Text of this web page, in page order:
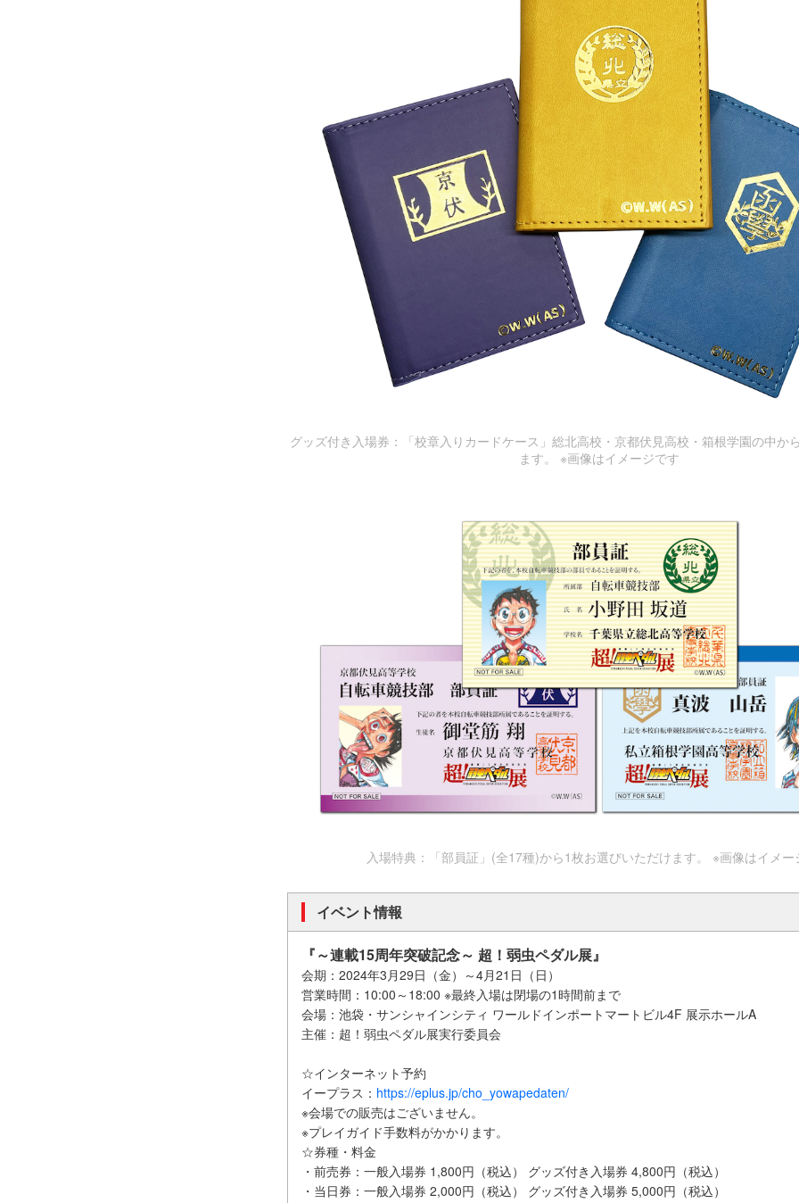
グッズ付き入場券：「校章入りカードケース」総北高校・京都伏見高校・箱根学園の中か
ます。 ※画像はイメージです
入場特典：「部員証」(全17種)から1枚お選びいただけます。 ※画像はイメー
イベント情報
『～連載15周年突破記念～ 超！弱虫ペダル展』
会期：2024年3月29日（金）～4月21日（日）
営業時間：10:00～18:00 ※最終入場は閉場の1時間前まで
会場：池袋・サンシャインシティ ワールドインポートマートビル4F 展示ホールA
主催：超！弱虫ペダル展実行委員会
☆インターネット予約
イープラス： https://eplus.jp/cho_yowapedaten/
※会場での販売はございません。
※プレイガイド手数料がかかります。
☆券種・料金
・前売券：一般入場券 1,800円（税込） グッズ付き入場券 4,800円（税込）
・当日券：一般入場券 2,000円（税込） グッズ付き入場券 5,000円（税込）